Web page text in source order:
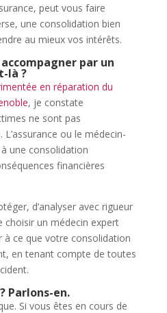
peut vous faire
une consolidation bien
au mieux vos intérêts.
par un
là ?
en réparation du
, je constate
ne sont pas
ou le médecin-
une consolidation
financières
d’analyser avec rigueur
choisir un médecin expert
à ce que votre consolidation
en tenant compte de toutes
Parlons-en.
Si vous êtes en cours de